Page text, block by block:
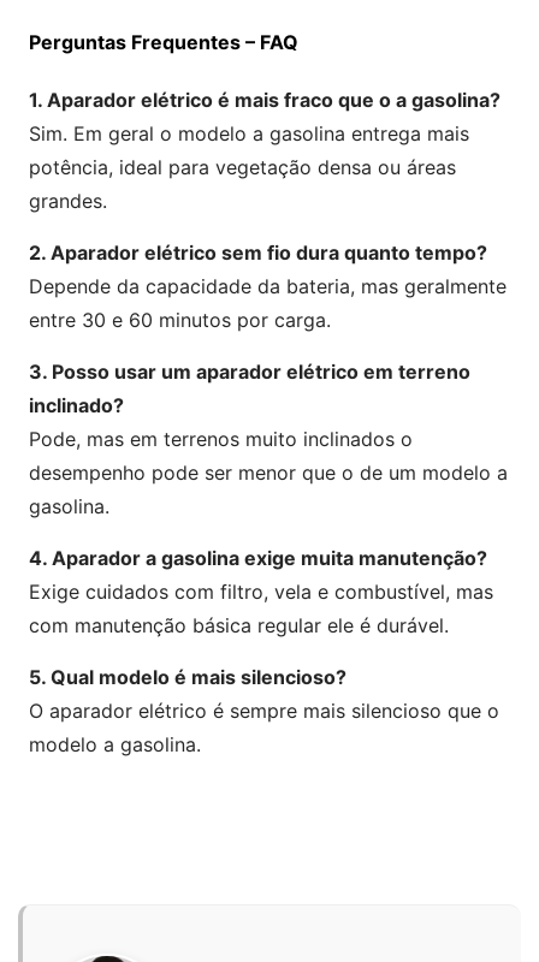
Perguntas Frequentes – FAQ
1. Aparador elétrico é mais fraco que o a gasolina?
Sim. Em geral o modelo a gasolina entrega mais
potência, ideal para vegetação densa ou áreas
grandes.
2. Aparador elétrico sem fio dura quanto tempo?
Depende da capacidade da bateria, mas geralmente
entre 30 e 60 minutos por carga.
3. Posso usar um aparador elétrico em terreno
inclinado?
Pode, mas em terrenos muito inclinados o
desempenho pode ser menor que o de um modelo a
gasolina.
4. Aparador a gasolina exige muita manutenção?
Exige cuidados com filtro, vela e combustível, mas
com manutenção básica regular ele é durável.
5. Qual modelo é mais silencioso?
O aparador elétrico é sempre mais silencioso que o
modelo a gasolina.